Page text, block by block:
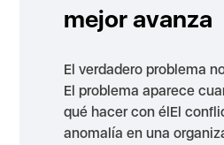
mejor avanza
El verdadero problema
El problema aparece
qué hacer con élEl
anomalía en una